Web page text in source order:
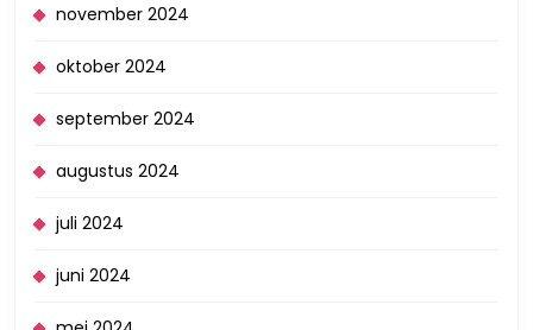
november 2024
oktober 2024
september 2024
augustus 2024
juli 2024
juni 2024